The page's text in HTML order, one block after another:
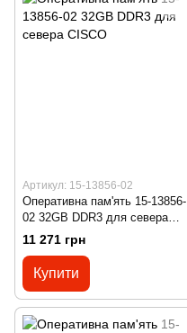
Артикул: 15-13856-02
Оперативна пам'ять 15-13856-
02 32GB DDR3 для севера
CISCO
11 271 грн
Купити